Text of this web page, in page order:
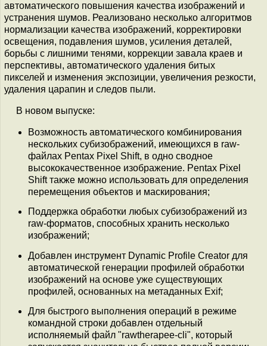
автоматического повышения качества изображений и
устранения шумов. Реализовано несколько алгоритмов
нормализации качества изображений, корректировки
освещения, подавления шумов, усиления деталей,
борьбы с лишними тенями, коррекции завала краев и
перспективы, автоматического удаления битых
пикселей и изменения экспозиции, увеличения резкости,
удаления царапин и следов пыли.
В новом выпуске:
Возможность автоматического комбинирования
нескольких субизображений, имеющихся в raw-
файлах Pentax Pixel Shift, в одно сводное
высококачественное изображение. Pentax Pixel
Shift также можно использовать для определения
перемещения объектов и маскирования;
Поддержка обработки любых субизображений из
raw-форматов, способных хранить несколько
изображений;
Добавлен инструмент Dynamic Profile Creator для
автоматической генерации профилей обработки
изображений на основе уже существующих
профилей, основанных на метаданных Exif;
Для быстрого выполнения операций в режиме
командной строки добавлен отдельный
исполняемый файл "rawtherapee-cli", который